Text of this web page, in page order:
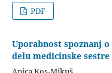
PDF
Uporabnost spoznanj
delu medicinske